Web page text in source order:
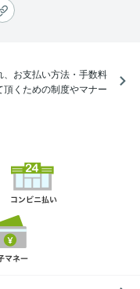
お支払い方法・手数料
くための制度やマナー